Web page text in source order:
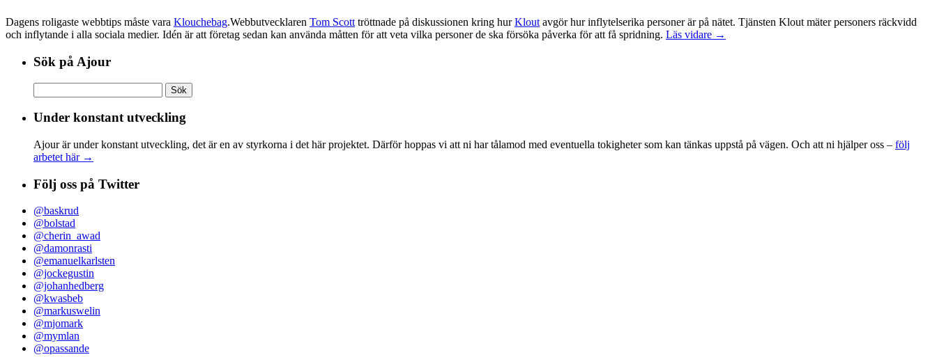
Dagens roligaste webbtips måste vara Klouchebag.Webbutvecklaren Tom Scott tröttnade på diskussionen kring hurKlout avgör hur inflytelserika personer är på nätet. Tjänsten Klout mäter personers räckvidd
och inflytande i alla sociala medier. Idén är att företag sedan kan använda måtten för att veta vilka personer de ska försöka påverka för att få spridning. Läs vidare →
Sök på Ajour
efter:
Under konstant utveckling
Ajour är under konstant utveckling, det är en av styrkorna i det här projektet. Därför hoppas vi att ni har tålamod med eventuella tokigheter som kan tänkas uppstå på vägen. Och att ni hjälper oss – följ
arbetet här →
Följ oss på Twitter
@baskrud
@bolstad
@cherin_awad
@damonrasti
@emanuelkarlsten
@jockegustin
@johanhedberg
@kwasbeb
@markuswelin
@mjomark
@mymlan
@opassande